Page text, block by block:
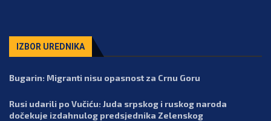
IZBOR UREDNIKA
Bugarin: Migranti nisu opasnost za Crnu Goru
Rusi udarili po Vučiću: Juda srpskog i ruskog naroda
dočekuje izdahnulog predsjednika Zelenskog